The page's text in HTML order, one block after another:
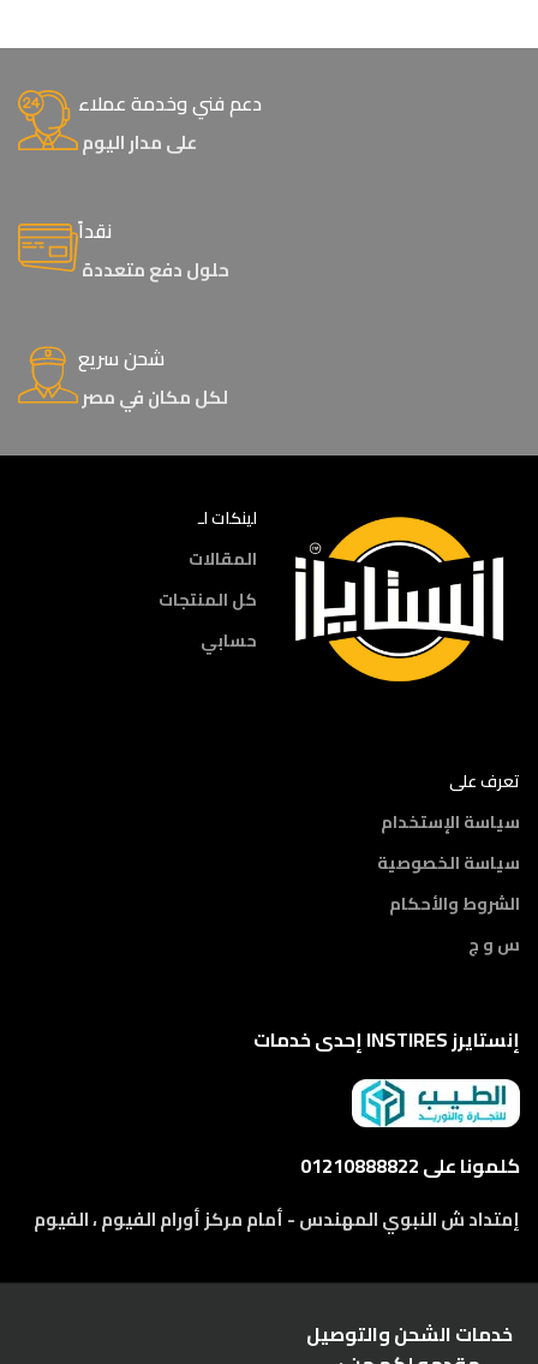
دعم فني وخدمة عملاء
على مدار اليوم
نقداً
حلول دفع متعددة
شحن سريع
لكل مكان في مصر
لينكات لـ
المقالات
كل المنتجات
حسابي
تعرف على
سياسة الإستخدام
سياسة الخصوصية
الشروط والأحكام
س و ج
إنستايرز INSTIRES إحدى خدمات
كلمونا على 01210888822
إمتداد ش النبوي المهندس - أمام مركز أورام الفيوم ، الفيوم
خدمات الشحن والتوصيل